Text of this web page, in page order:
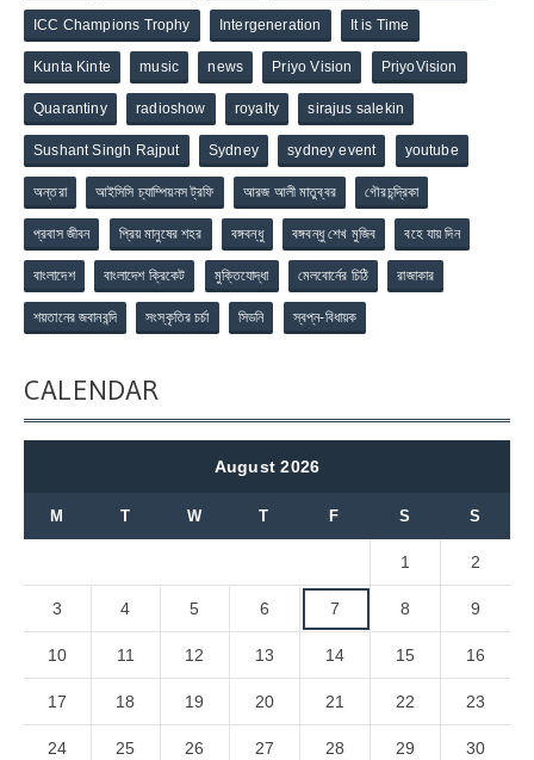
ICC Champions Trophy Intergeneration It is Time
Kunta Kinte music news Priyo Vision PriyoVision
Quarantiny radioshow royalty sirajus salekin
Sushant Singh Rajput Sydney sydney event youtube
অন্তরা আইসিসি চ্যাম্পিয়নস ট্রফি আরজ আলী মাতুব্বর গৌরচন্দ্রিকা
প্রবাস জীবন প্রিয় মানুষের শহর বঙ্গবন্ধু বঙ্গবন্ধু শেখ মুজিব বহে যায় দিন
বাংলাদেশ বাংলাদেশ ক্রিকেট মুক্তিযোদ্ধা মেলবোর্নের চিঠি রাজাকার
শয়তানের জবানবন্দি সংস্কৃতির চর্চা সিডনি স্বপ্ন-বিধায়ক
CALENDAR
August 2026
M T W T F S S
1 2
3 4 5 6 7 8 9
10 11 12 13 14 15 16
17 18 19 20 21 22 23
24 25 26 27 28 29 30